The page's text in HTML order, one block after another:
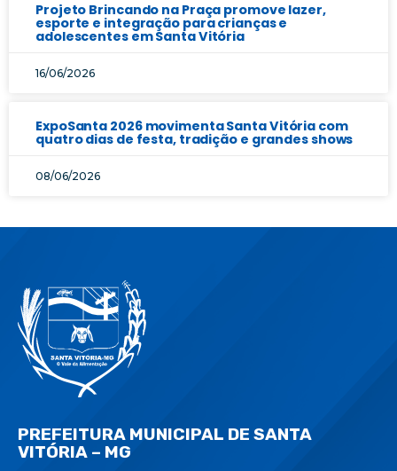
Projeto Brincando na Praça promove lazer,
esporte e integração para crianças e
adolescentes em Santa Vitória
16/06/2026
ExpoSanta 2026 movimenta Santa Vitória com
quatro dias de festa, tradição e grandes shows
08/06/2026
PREFEITURA MUNICIPAL DE SANTA
VITÓRIA – MG